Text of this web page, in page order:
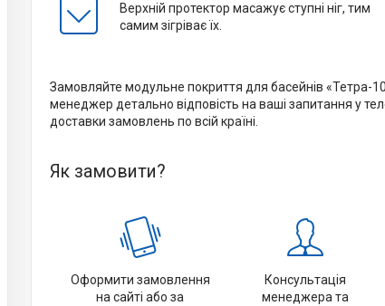
Верхній протектор масажує ступні ніг, тим
самим зігріває їх.
Замовляйте модульне покриття для басейнів «Тетра-
менеджер детально відповість на ваші запитання у
доставки замовлень по всій країні.
Як замовити?
Оформити замовлення
на сайті або за
Консультація
менеджера та